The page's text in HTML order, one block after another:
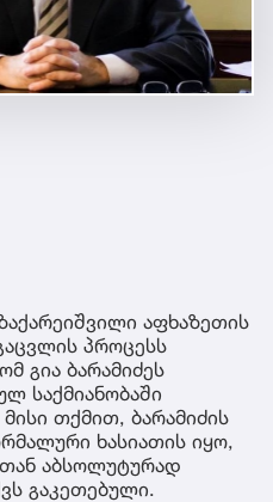
აფხაზეთის
პროცესს
გია ბარამიძეს
საქმიანობაში
თქმით, ბარამიძის
ხასიათის იყო,
აბსოლუტურად
გაკეთებული.